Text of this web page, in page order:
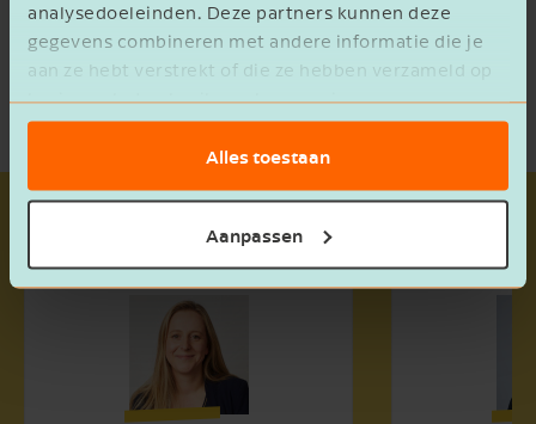
analysedoeleinden. Deze partners kunnen deze
gegevens combineren met andere informatie die je
aan ze hebt verstrekt of die ze hebben verzameld op
basis van het gebruik van hun services.
Alles toestaan
Aanpassen
Samen gaan we ervoor